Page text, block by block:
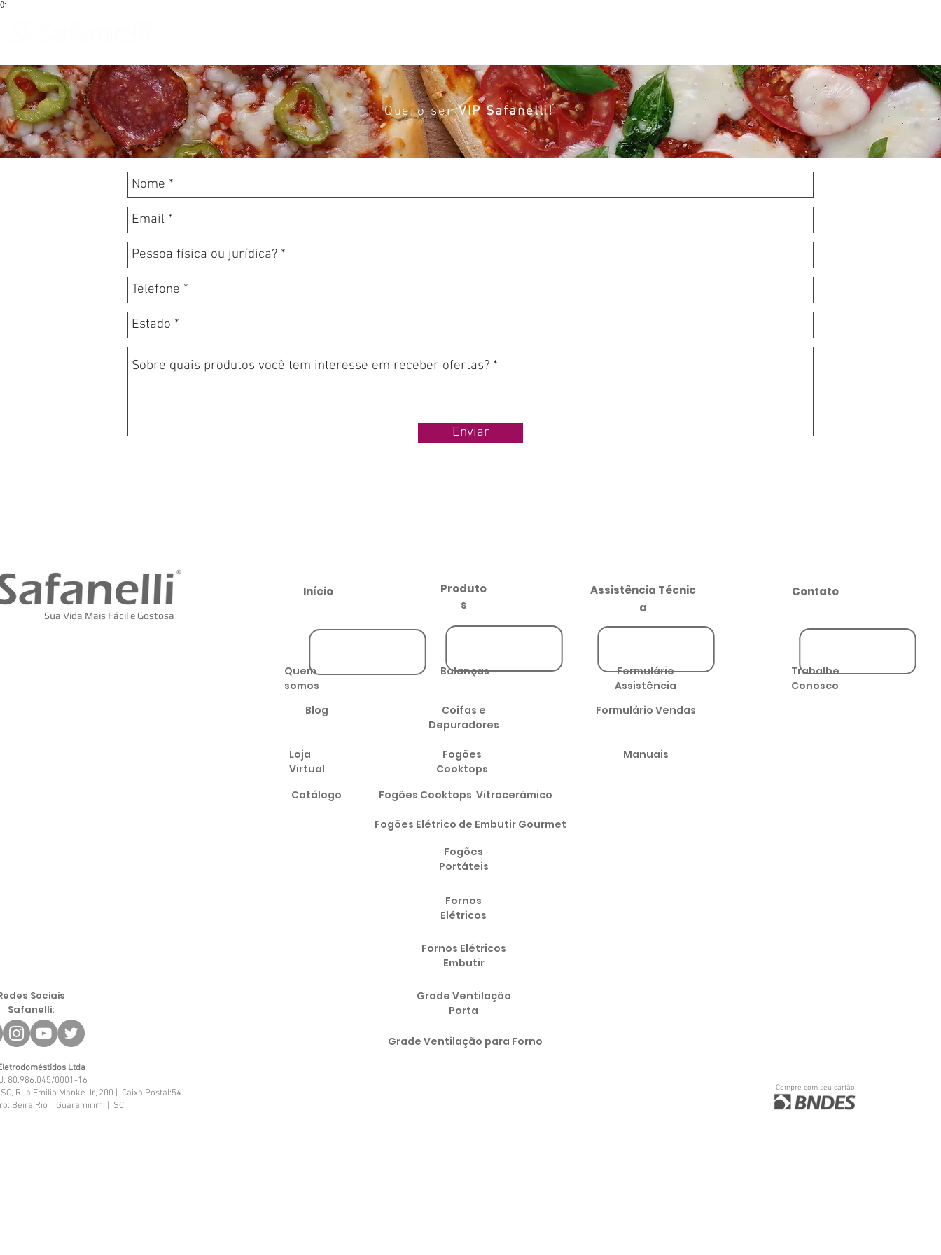
():
Quero serVIP Safanelli!
Enviar
Sociais
Safanelli:
Assistência Técnic
a
Início
Blog
Contato
Produto
s
Sua Vida Mais Fácil e Gostosa
Ltda
80.986.045/0001-16
Rua Emilio Manke Jr, 200 | Caixa Postal:54
Beira Rio | Guaramirim | SC
Compre com seu cartão
Loja
Virtual
Quem
somos
Catálogo
Balanças
Coifas e
Depuradores
Fogões
Cooktops
Fogões Cooktops Vitrocerâmico
Fogões Elétrico de Embutir Gourmet
Fogões
Portáteis
Fornos
Elétricos
Fornos Elétricos
Embutir
Grade Ventilação
Porta
Grade Ventilação para Forno
Formulário
Assistência
Formulário Vendas
Manuais
Trabalhe
Conosco